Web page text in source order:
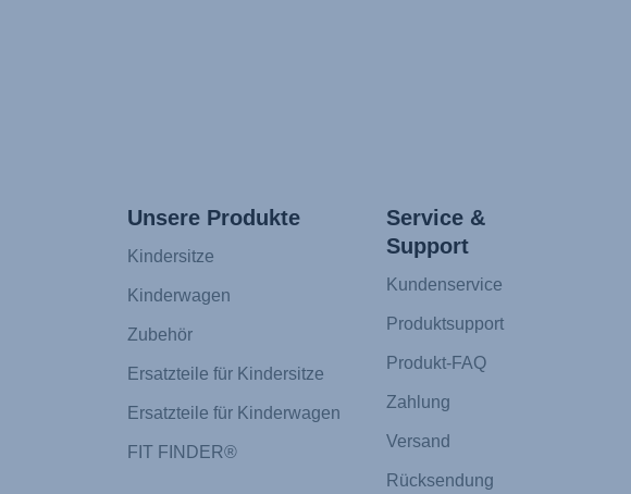
Unsere Produkte
Kindersitze
Kinderwagen
Zubehör
Ersatzteile für Kindersitze
Ersatzteile für Kinderwagen
FIT FINDER®
Service &
Support
Kundenservice
Produktsupport
Produkt-FAQ
Zahlung
Versand
Rücksendung